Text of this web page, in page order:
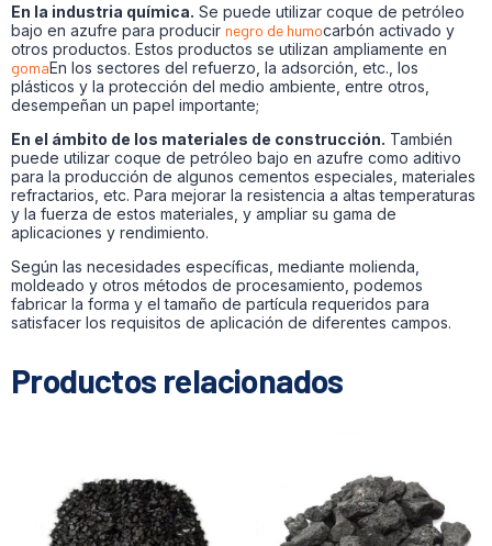
En la industria química. Se puede utilizar coque de petróleo
bajo en azufre para producir negro de humocarbón activado y
otros productos. Estos productos se utilizan ampliamente en
gomaEn los sectores del refuerzo, la adsorción, etc., los
plásticos y la protección del medio ambiente, entre otros,
desempeñan un papel importante;
En el ámbito de los materiales de construcción. También
puede utilizar coque de petróleo bajo en azufre como aditivo
para la producción de algunos cementos especiales, materiales
refractarios, etc. Para mejorar la resistencia a altas temperaturas
y la fuerza de estos materiales, y ampliar su gama de
aplicaciones y rendimiento.
Según las necesidades específicas, mediante molienda,
moldeado y otros métodos de procesamiento, podemos
fabricar la forma y el tamaño de partícula requeridos para
satisfacer los requisitos de aplicación de diferentes campos.
Productos relacionados